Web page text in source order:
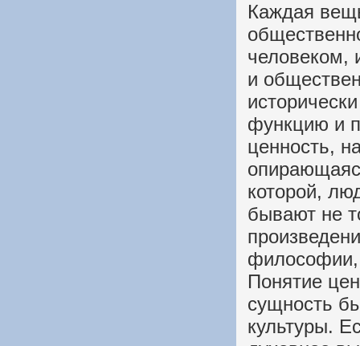
Каждая
человеком,
и
функцию и
ценность,
которой,
бывают не
философии,
Понятие
сущность
культуры.